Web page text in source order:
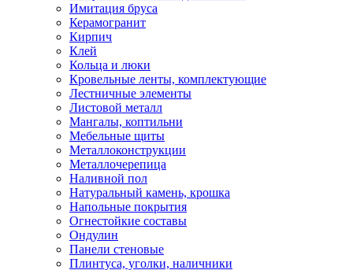
Имитация бруса
Керамогранит
Кирпич
Клей
Кольца и люки
Кровельные ленты, комплектующие
Лестничные элементы
Листовой металл
Мангалы, коптильни
Мебельные щиты
Металлоконструкции
Металлочерепица
Наливной пол
Натуральный камень, крошка
Напольные покрытия
Огнестойкие составы
Ондулин
Панели стеновые
Плинтуса, уголки, наличники